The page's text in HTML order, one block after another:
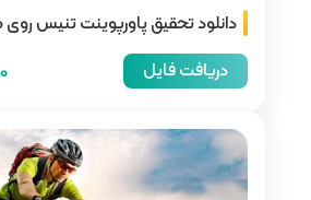
تنیس روی میز
15,000تومان